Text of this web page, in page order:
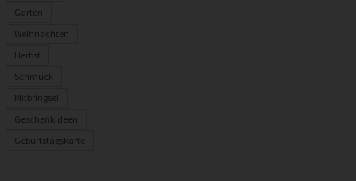
Garten
Weihnachten
Herbst
Schmuck
Mitbringsel
Geschenkideen
Geburtstagskarte